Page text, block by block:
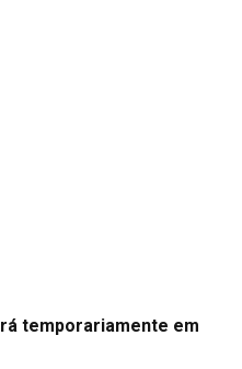
temporariamente em